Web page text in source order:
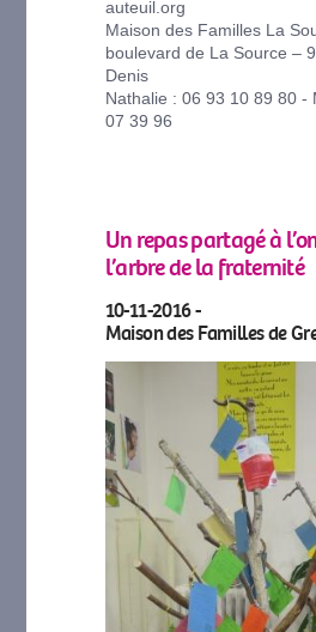
auteuil.org
Maison des Familles La
boulevard de La Source –
Denis
Nathalie : 06 93 10 89 80 -
07 39 96
Un repas partagé à
l’arbre de la fraternité
10-11-2016 -
Maison des Familles de